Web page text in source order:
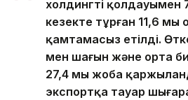
холдингтің қолдауымен
кезекте тұрған 11,6
қамтамасыз етілді.
мен шағын және орта
27,4 мың жоба
экспортқа тауар